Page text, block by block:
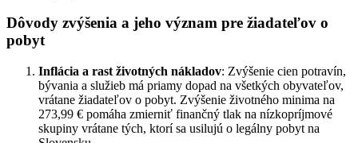
Dôvody zvýšenia a jeho význam pre žiadateľov o
pobyt
Inflácia a rast životných nákladov: Zvýšenie cien potravín,
bývania a služieb má priamy dopad na všetkých obyvateľov,
vrátane žiadateľov o pobyt. Zvýšenie životného minima na
273,99 € pomáha zmierniť finančný tlak na nízkopríjmové
skupiny vrátane tých, ktorí sa usilujú o legálny pobyt na